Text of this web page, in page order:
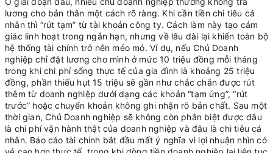
lương cho bản thân một cách rõ ràng. Khi cần tiền chi tiêu cá
nhân thì “rút tạm” từ tài khoản công ty. Cách làm này tạo cảm
giác linh hoạt trong ngắn hạn, nhưng về lâu dài lại khiến toàn bộ
hệ thống tài chính trở nên méo mó. Ví dụ, nếu Chủ Doanh
nghiệp chỉ đặt lương cho mình ở mức 10 triệu đồng mỗi tháng
trong khi chi phí sống thực tế của gia đình là khoảng 25 triệu
đồng, phần thiếu hụt 15 triệu sẽ gần như chắc chắn được rút
thêm từ doanh nghiệp dưới dạng các khoản “tạm ứng”, “rút
trước” hoặc chuyển khoản không ghi nhận rõ bản chất. Sau một
thời gian, Chủ Doanh nghiệp sẽ không còn phân biệt được đâu
là chi phí vận hành thật của doanh nghiệp và đâu là chi tiêu cá
nhân. Báo cáo tài chính bắt đầu mất ý nghĩa vì lợi nhuận nhìn có